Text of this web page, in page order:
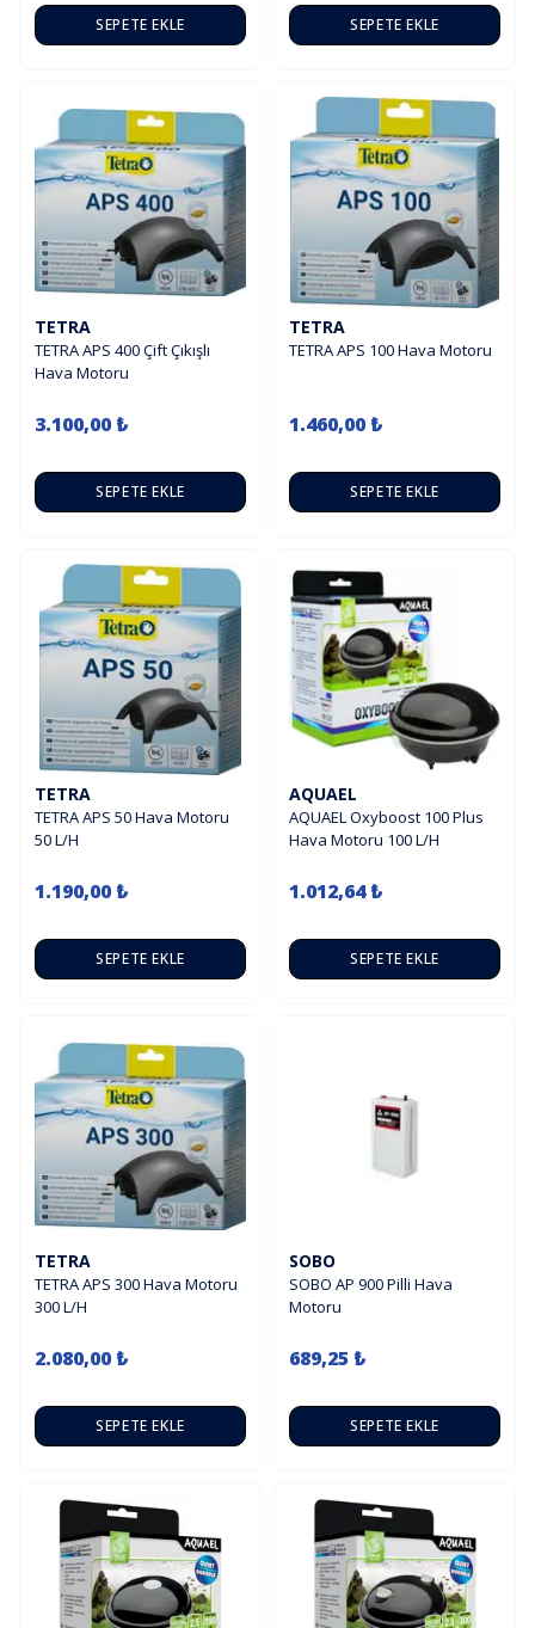
SEPETE EKLE SEPETE EKLE
TETRA
TETRA APS 400 Çift Çıkışlı
Hava Motoru
3.100,00 ₺
SEPETE EKLE
TETRA
TETRA APS 100 Hava Motoru
1.460,00 ₺
SEPETE EKLE
TETRA
TETRA APS 50 Hava Motoru
50 L/H
1.190,00 ₺
SEPETE EKLE
AQUAEL
AQUAEL Oxyboost 100 Plus
Hava Motoru 100 L/H
1.012,64 ₺
SEPETE EKLE
TETRA
TETRA APS 300 Hava Motoru
300 L/H
2.080,00 ₺
SEPETE EKLE
SOBO
SOBO AP 900 Pilli Hava
Motoru
689,25 ₺
SEPETE EKLE